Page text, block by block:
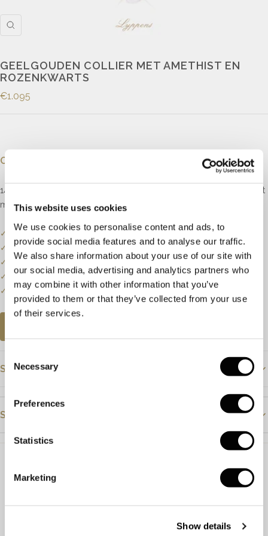
This website uses cookies
We use cookies to personalise content and ads, to
provide social media features and to analyse our traffic.
We also share information about your use of our site with
our social media, advertising and analytics partners who
may combine it with other information that you’ve
provided to them or that they’ve collected from your use
of their services.
Selection
Necessary
Preferences
Statistics
Marketing
Show details
GEELGOUDEN COLLIER MET AMETHIST EN
ROZENKWARTS
€1.095
Omschrijving
14kt geelgouden anker schakelcollier met gouden elementen, gezet
met facet geslepen amethist en rozenkwarts.
✓
Onze website dient als online etalage.
✓
Bel of mail ons voor de actuele voorraadstatus.
✓
Prijzen kunnen onderhevig zijn aan veranderingen.
✓
Een klein deel van onze collectie staat online.
✓
Bezoek onze winkel voor de volledige collectie.
Specificaties
Prijs
Afmeting
Steendetails
Steensoort Rozenkwarts